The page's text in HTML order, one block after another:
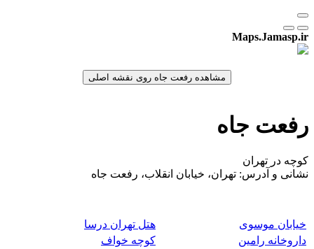
Maps.Jamasp.ir
رفعت جاه
کوچه در تهران
نشانی و آدرس: تهران، خیابان انقلاب، رفعت جاه
خیابان موسوی
هتل تهران درسا
داروخانه رامین
کوچه خواف